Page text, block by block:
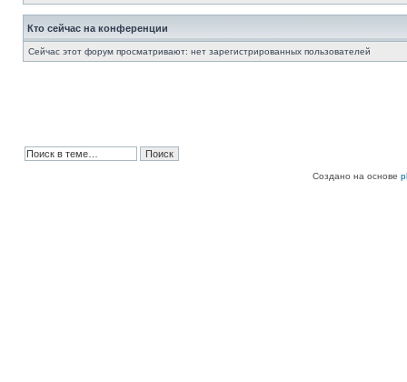
Кто сейчас на конференции
Сейчас этот форум просматривают: нет зарегистрированных пользователей
Создано на основе